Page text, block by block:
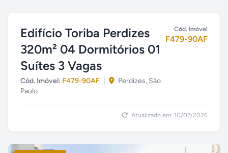
Edifício Toriba Perdizes
320m² 04 Dormitórios 01
Suítes 3 Vagas
Cód. Imóvel: F479-90AF
Perdizes, São
Paulo
Cód. Imóvel
F479-90AF
Atualizado em: 10/07/2026